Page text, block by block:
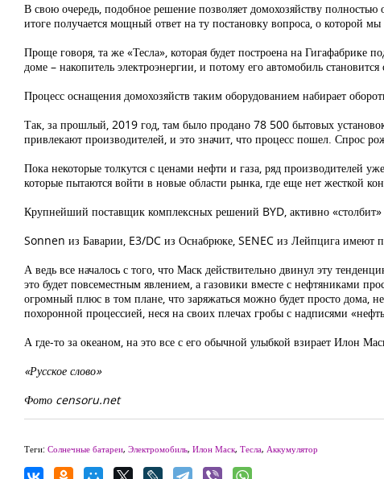
В свою очередь, подобное решение позволяет домохозяйству полностью
итоге получается мощный ответ на ту постановку вопроса, о которой
Проще говоря, та же «Тесла», которая будет построена на
доме – накопитель электроэнергии, и потому его автомобиль
Процесс оснащения домохозяйств таким оборудованием набирает
Так, за прошлый, 2019 год, там было продано 78 500 бытовых
привлекают производителей, и это значит, что процесс пошел. Спрос
Пока некоторые толкутся с ценами нефти и газа, ряд производителей
которые пытаются войти в новые области рынка, где еще нет жесткой
Крупнейший поставщик комплексных решений BYD, активно
Sonnen из Баварии, E3/DC из Оснабрюке, SENEC из Лейпцига имеют
А ведь все началось с того, что Маск действительно двинул эту
это будет повсеместным явлением, а газовики вместе с нефтяниками
огромный плюс в том плане, что заряжаться можно будет просто дома,
похоронной процессией, неся на своих плечах гробы с надписями
А где-то за океаном, на это все с его обычной улыбкой взирает Илон
«Русское слово»
Фото censoru.net
Теги: Солнечные батареи, Электромобиль, Илон Маск, Тесла, Аккумулятор